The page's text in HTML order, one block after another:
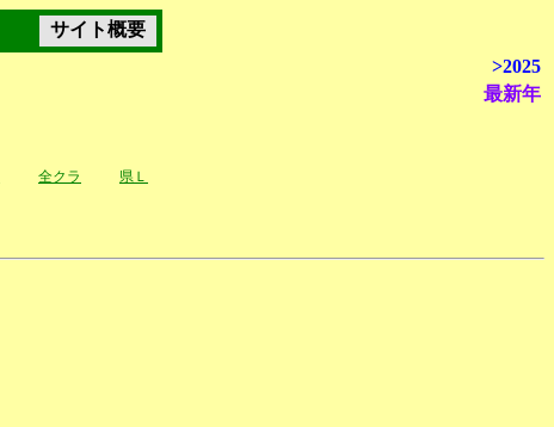
サイト概要
>2025
最新年
全クラ 県Ｌ